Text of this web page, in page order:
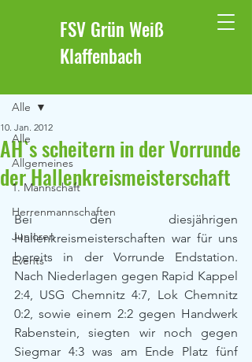
FSV Grün Weiß
Klaffenbach
Alle
Allgemeines
1. Mannschaft
Herrenmannschaften
Junioren
Events
Alle
AH`s scheitern in der Vorrunde
der Hallenkreismeisterschaft
10. Jan. 2012
Bei den diesjährigen
Hallenkreismeisterschaften war für uns
bereits in der Vorrunde Endstation.
Nach Niederlagen gegen Rapid Kappel
2:4, USG Chemnitz 4:7, Lok Chemnitz
0:2, sowie einem 2:2 gegen Handwerk
Rabenstein, siegten wir noch gegen
Siegmar 4:3 was am Ende Platz fünf